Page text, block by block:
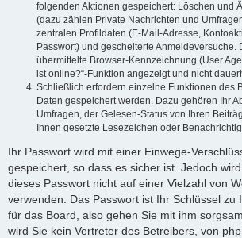
folgenden Aktionen gespeichert: Löschen und
(dazu zählen Private Nachrichten und
zentralen Profildaten (E-Mail-Adresse,
Passwort) und gescheiterte Anmeldeversuche.
übermittelte Browser-Kennzeichnung (User
ist online?“-Funktion angezeigt und nicht
Schließlich erfordern einzelne Funktionen des
Daten gespeichert werden. Dazu gehören Ihr
Umfragen, der Gelesen-Status von Ihren
Ihnen gesetzte Lesezeichen oder
Ihr Passwort wird mit einer Einwege-
gespeichert, so dass es sicher ist. Jedoch
dieses Passwort nicht auf einer Vielzahl von
verwenden. Das Passwort ist Ihr Schlüssel zu
für das Board, also gehen Sie mit ihm
wird Sie kein Vertreter des Betreibers, von